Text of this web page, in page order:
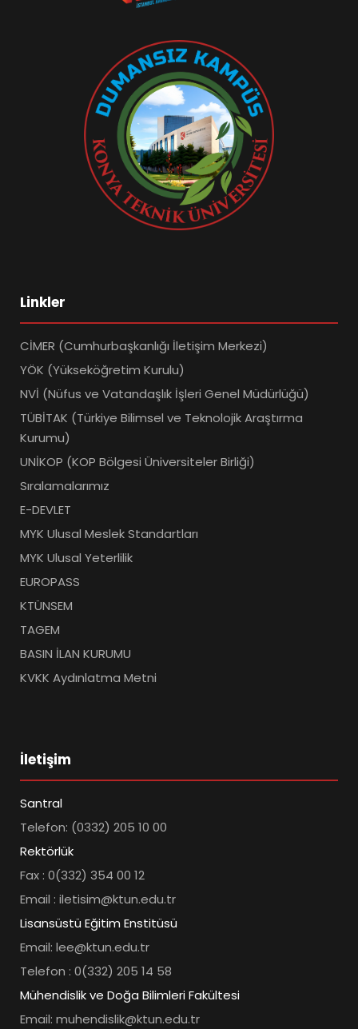
Linkler
CİMER (Cumhurbaşkanlığı İletişim Merkezi)
YÖK (Yükseköğretim Kurulu)
NVİ (Nüfus ve Vatandaşlık İşleri Genel Müdürlüğü)
TÜBİTAK (Türkiye Bilimsel ve Teknolojik Araştırma
Kurumu)
UNİKOP (KOP Bölgesi Üniversiteler Birliği)
Sıralamalarımız
E-DEVLET
MYK Ulusal Meslek Standartları
MYK Ulusal Yeterlilik
EUROPASS
KTÜNSEM
TAGEM
BASIN İLAN KURUMU
KVKK Aydınlatma Metni
İletişim
Santral
Telefon: (0332) 205 10 00
Rektörlük
Fax : 0(332) 354 00 12
Email : iletisim@ktun.edu.tr
Lisansüstü Eğitim Enstitüsü
Email: lee@ktun.edu.tr
Telefon : 0(332) 205 14 58
Mühendislik ve Doğa Bilimleri Fakültesi
Email: muhendislik@ktun.edu.tr